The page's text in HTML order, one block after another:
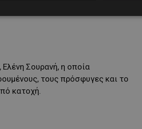
λόγο για το «κυπριακό
Σουρανή, η οποία
τους πρόσφυγες και το
κατοχή.